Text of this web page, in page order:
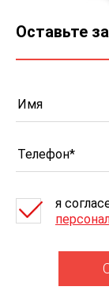
Оставьте
я